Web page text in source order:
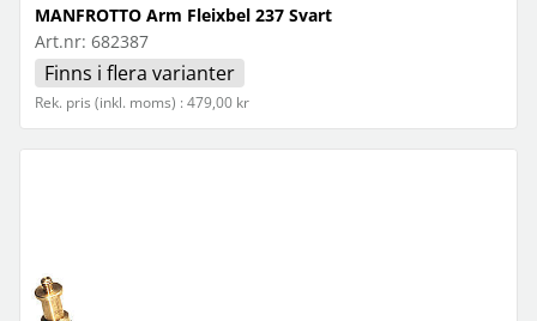
MANFROTTO Arm Fleixbel 237 Svart
Art.nr: 682387
Finns i flera varianter
Rek. pris (inkl. moms) : 479,00 kr